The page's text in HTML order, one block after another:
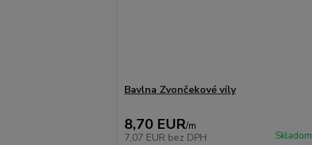
Bavlna Zvončekové víly
8,70 EUR/m
7,07 EUR bez DPH Skladom